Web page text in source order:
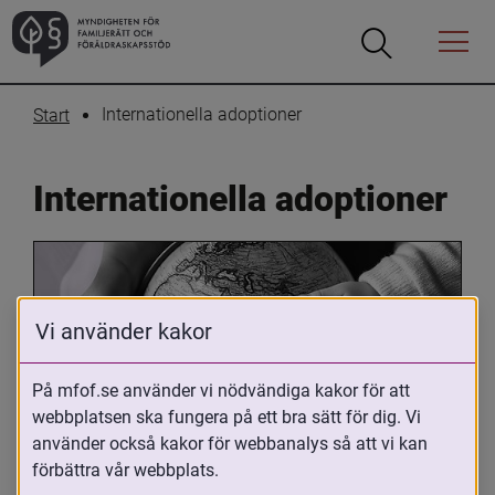
Öppna
Öppna
Menyn
Start Internationella adoptioner
Internationella adoptioner
Oavsett om du är adopterad,
adoptivförälder eller arbetar med
Vi använder kakor
På mfof.se använder vi nödvändiga kakor för att
webbplatsen ska fungera på ett bra sätt för dig. Vi
använder också kakor för webbanalys så att vi kan
förbättra vår webbplats.